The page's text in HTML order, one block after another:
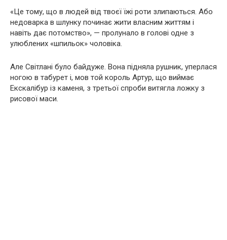
«Це тому, що в людей від твоєї їжі роти злипаються. Або
недоварка в шлунку починає жити власним життям і
навіть дає потомство», — пролунало в голові одне з
улюблених «шпильок» чоловіка.
Але Світлані було байдуже. Вона підняла рушник, уперлася
ногою в табурет і, мов той король Артур, що виймає
Екскалібур із каменя, з третьої спроби витягла ложку з
рисової маси.